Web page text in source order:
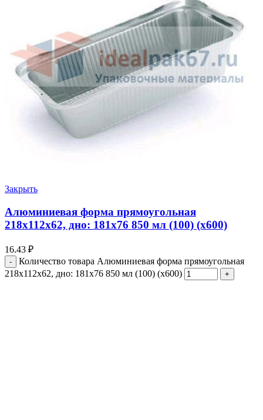
Закрыть
Алюминиевая форма прямоугольная
218х112х62, дно: 181х76 850 мл (100) (х600)
16.43 ₽
Количество товара Алюминиевая форма прямоугольная
218х112х62, дно: 181х76 850 мл (100) (х600)